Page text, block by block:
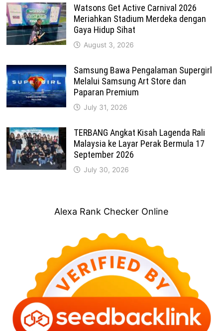
Watsons Get Active Carnival 2026
Meriahkan Stadium Merdeka dengan
Gaya Hidup Sihat
August 3, 2026
Samsung Bawa Pengalaman Supergirl
Melalui Samsung Art Store dan
Paparan Premium
July 31, 2026
TERBANG Angkat Kisah Lagenda Rali
Malaysia ke Layar Perak Bermula 17
September 2026
July 30, 2026
Alexa Rank Checker Online